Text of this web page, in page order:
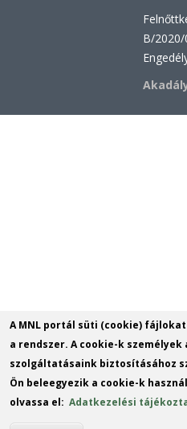
B/2020/
A MNL portál süti (cookie)
a rendszer. A cookie-k
szolgáltatásaink biztosításához
Ön beleegyezik a cookie-k
olvassa el:Adatkezelési